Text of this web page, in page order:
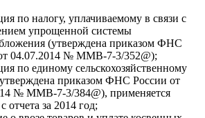
по налогу, уплачиваемому в связи с
упрощенной системы
(утверждена приказом ФНС
04.07.2014 № ММВ-7-3/352@);
по единому сельскохозяйственному
приказом ФНС России от
№ ММВ-7-3/384@), применяется
отчета за 2014 год;